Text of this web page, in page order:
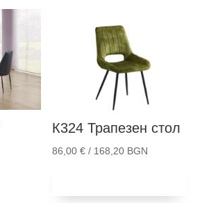
К324 Трапезен стол
86,00€ / 168,20 BGN